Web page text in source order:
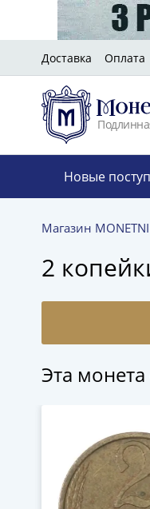
Доставка Оплата
Новые
Магазин
2
Эта